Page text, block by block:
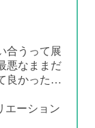
合うって展
悪なままだ
良かった…
エーション